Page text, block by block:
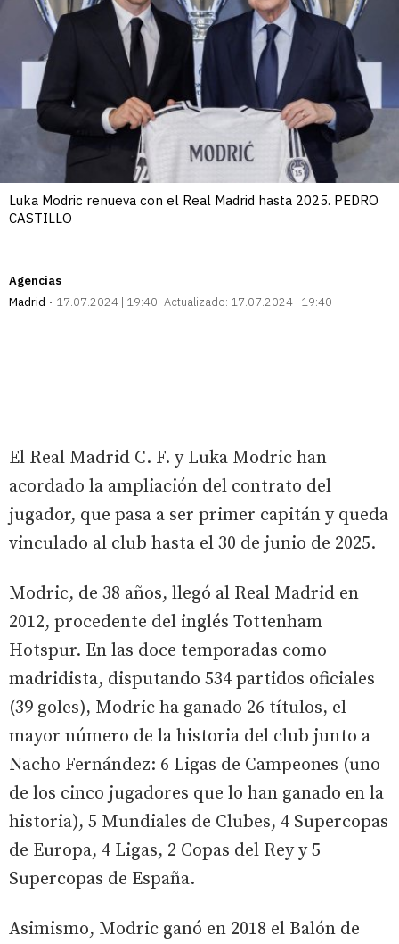
Luka Modric renueva con el Real Madrid hasta 2025. PEDRO
CASTILLO
Agencias
Madrid
17.07.2024 | 19:40 Actualizado: 17.07.2024 | 19:40
El Real Madrid C. F. y Luka Modric han
acordado la ampliación del contrato del
jugador, que pasa a ser primer capitán y queda
vinculado al club hasta el 30 de junio de 2025.
Modric, de 38 años, llegó al Real Madrid en
2012, procedente del inglés Tottenham
Hotspur. En las doce temporadas como
madridista, disputando 534 partidos oficiales
(39 goles), Modric ha ganado 26 títulos, el
mayor número de la historia del club junto a
Nacho Fernández: 6 Ligas de Campeones (uno
de los cinco jugadores que lo han ganado en la
historia), 5 Mundiales de Clubes, 4 Supercopas
de Europa, 4 Ligas, 2 Copas del Rey y 5
Supercopas de España.
Asimismo, Modric ganó en 2018 el Balón de